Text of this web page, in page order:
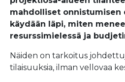
mahdolliset onnistumisen
käydään läpi, miten
resurssimielessä ja
Näiden on tarkoitus
tilaisuuksia, ilman vellovaa